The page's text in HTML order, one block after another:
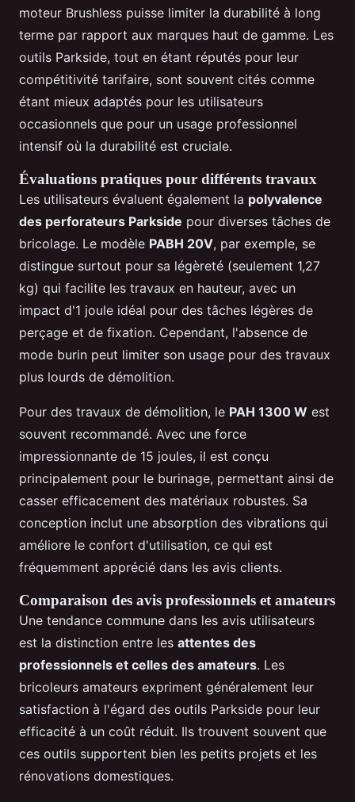
moteur Brushless puisse limiter la durabilité à long
terme par rapport aux marques haut de gamme. Les
outils Parkside, tout en étant réputés pour leur
compétitivité tarifaire, sont souvent cités comme
étant mieux adaptés pour les utilisateurs
occasionnels que pour un usage professionnel
intensif où la durabilité est cruciale.
Évaluations pratiques pour différents travaux
Les utilisateurs évaluent également la polyvalence
des perforateurs Parkside pour diverses tâches de
bricolage. Le modèle PABH 20V, par exemple, se
distingue surtout pour sa légèreté (seulement 1,27
kg) qui facilite les travaux en hauteur, avec un
impact d'1 joule idéal pour des tâches légères de
perçage et de fixation. Cependant, l'absence de
mode burin peut limiter son usage pour des travaux
plus lourds de démolition.
Pour des travaux de démolition, le PAH 1300 W est
souvent recommandé. Avec une force
impressionnante de 15 joules, il est conçu
principalement pour le burinage, permettant ainsi de
casser efficacement des matériaux robustes. Sa
conception inclut une absorption des vibrations qui
améliore le confort d'utilisation, ce qui est
fréquemment apprécié dans les avis clients.
Comparaison des avis professionnels et amateurs
Une tendance commune dans les avis utilisateurs
est la distinction entre les attentes des
professionnels et celles des amateurs. Les
bricoleurs amateurs expriment généralement leur
satisfaction à l'égard des outils Parkside pour leur
efficacité à un coût réduit. Ils trouvent souvent que
ces outils supportent bien les petits projets et les
rénovations domestiques.